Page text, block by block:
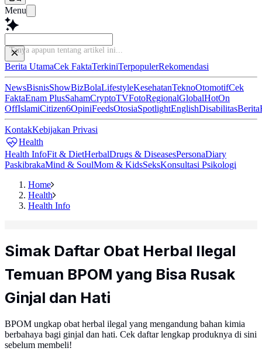
Menu
Tanya ap
Berita UtamaCek FaktaTerkiniTerpopulerRekomendasi
NewsBisnisShowBizBolaLifestyleKesehatanTeknoOtomotifCek
FaktaEnam PlusSahamCryptoTVFotoRegionalGlobalHotOn
OffIslamiCitizen6OpiniFeedsOtosiaSpotlightEnglishDisabilitasBerita
KontakKebijakan Privasi
Health
Health InfoFit & DietHerbalDrugs & DiseasesPersonaDiary
PaskibrakaMind & SoulMom & KidsSeksKonsultasi Psikologi
Home
Health
Health Info
Simak Daftar Obat Herbal Ilegal
Temuan BPOM yang Bisa Rusak
Ginjal dan Hati
BPOM ungkap obat herbal ilegal yang mengandung bahan kimia
berbahaya bagi ginjal dan hati. Cek daftar lengkap produknya di sini
sebelum membeli!